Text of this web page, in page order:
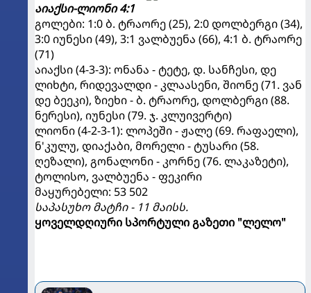
აიაქსი-ლიონი 4:1
გოლები: 1:0 ბ. ტრაორე (25), 2:0 დოლბერგი (34),
3:0 იუნესი (49), 3:1 ვალბუენა (66), 4:1 ბ. ტრაორე
(71)
აიაქსი (4-3-3): ონანა - ტეტე, დ. სანჩესი, დე
ლიხტი, რიდევალდი - კლაასენი, შიონე (71. ვან
დე ბეეკი), ზიეხი - ბ. ტრაორე, დოლბერგი (88.
ნერესი), იუნესი (79. ჯ. კლუივერტი)
ლიონი (4-2-3-1): ლოპეში - ჟალე (69. რაფაელი),
ნ'კულუ, დიაქაბი, მორელი - ტუსარი (58.
ღეზალი), გონალონი - კორნე (76. ლაკაზეტი),
ტოლისო, ვალბუენა - ფეკირი
მაყურებელი: 53 502
საპასუხო მატჩი - 11 მაისს.
ყოველდღიური სპორტული გაზეთი "ლელო"